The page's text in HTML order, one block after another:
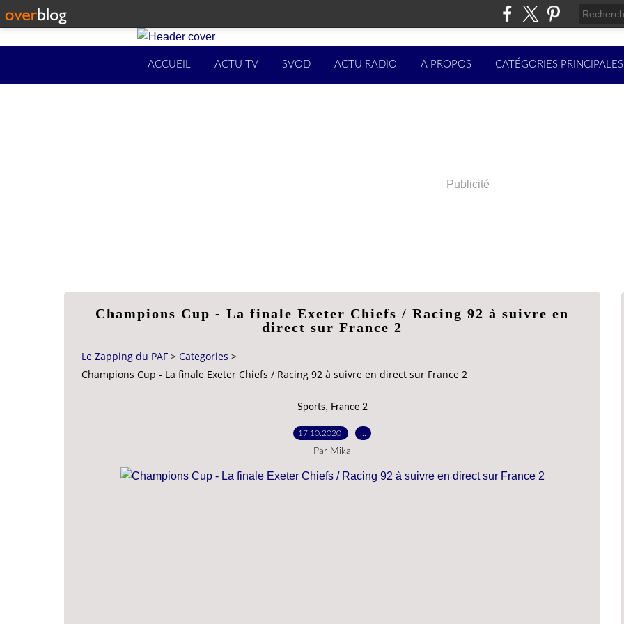
ACCUEIL ACTU TV SVOD ACTU RADIO A PROPOS CATÉGORIES PRINCIPALES
Publicité
Champions Cup - La finale Exeter Chiefs / Racing 92 à suivre en
direct sur France 2
Le Zapping du PAF > Categories >
Champions Cup - La finale Exeter Chiefs / Racing 92 à suivre en direct sur France 2
Sports, France 2
17.10.2020
Par Mika